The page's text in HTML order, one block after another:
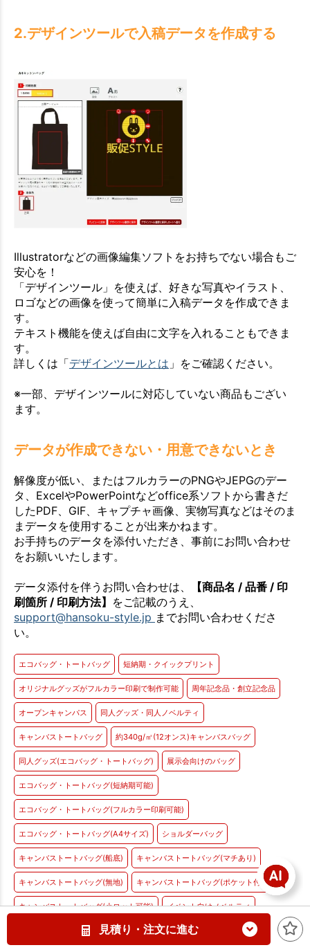
見積り・注文に進む
2.デザインツールで入稿データを作成する
Illustratorなどの画像編集ソフトをお持ちでない場合もご
安心を！
「デザインツール」を使えば、好きな写真やイラスト、
ロゴなどの画像を使って簡単に入稿データを作成できま
す。
テキスト機能を使えば自由に文字を入れることもできま
す。
詳しくは「デザインツールとは 」をご確認ください。
※一部、デザインツールに対応していない商品もござい
ます。
データが作成できない・用意できないとき
解像度が低い、またはフルカラーのPNGやJEPGのデー
タ、ExcelやPowerPointなどoffice系ソフトから書きだ
したPDF、GIF、キャプチャ画像、実物写真などはそのま
まデータを使用することが出来かねます。
お手持ちのデータを添付いただき、事前にお問い合わせ
をお願いいたします。
データ添付を伴うお問い合わせは、
【商品名 / 品番 / 印
刷箇所 / 印刷方法】 をご記載のうえ、
support@hansoku-style.jp までお問い合わせくださ
い。
エコバッグ・トートバッグ 短納期・クイックプリント
オリジナルグッズがフルカラー印刷で制作可能 周年記念品・創立記念品
オープンキャンパス 同人グッズ・同人ノベルティ
キャンバストートバッグ 約340g/㎡(12オンス)キャンバスバッグ
同人グッズ(エコバッグ・トートバッグ) 展示会向けのバッグ
エコバッグ・トートバッグ(短納期可能)
エコバッグ・トートバッグ(フルカラー印刷可能)
エコバッグ・トートバッグ(A4サイズ) ショルダーバッグ
キャンバストートバッグ(船底) キャンバストートバッグ(マチあり)
キャンバストートバッグ(無地) キャンバストートバッグ(ポケット付き)
キャンバストートバッグ(小ロット可能) イベント向けノベルティ
フルカラー印刷対応バッグ スムーズ印刷